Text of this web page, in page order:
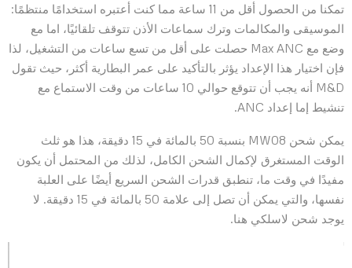
تمكنا من الحصول أقل من 11 ساعة مما كنت أعتبره استخدامًا منتظمًا:
الموسيقى والمكالمات وترك سماعات الأذن تتوقف تلقائيًا، اما مع
وضع مع Max ANC حصلت على أقل من تسع ساعات من التشغيل، لذا
فإن اختيار هذا الإعداد يؤثر بالتأكيد على عمر البطارية أكثر، حيث تقول
M&D أنه يجب أن تتوقع حوالي 10 ساعات من وقت الاستماع مع
تنشيط إما إعداد ANC.
يمكن شحن MW08 بنسبة 50 بالمائة في 15 دقيقة، هذا هو ثلث
الوقت المستغرق لإكمال الشحن الكامل، لذلك من المحتمل أن يكون
مفيدًا في وقت ما، تنطبق قدرات الشحن السريع أيضًا على العلبة
نفسها، والتي يمكن أن تصل إلى علامة 50 بالمائة في 15 دقيقة. لا
يوجد شحن لاسلكي هنا.